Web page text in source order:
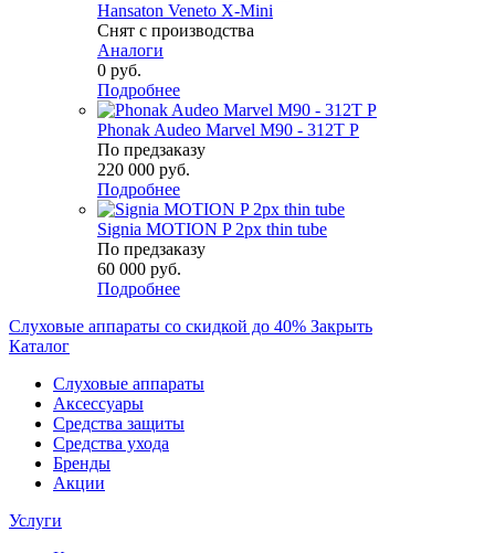
Hansaton Veneto X-Mini
Снят с производства
Аналоги
0 руб.
Подробнее
Phonak Audeo Marvel M90 - 312T P
По предзаказу
220 000 руб.
Подробнее
Signia MOTION P 2px thin tube
По предзаказу
60 000 руб.
Подробнее
Слуховые аппараты со скидкой до 40% Закрыть
Каталог
Слуховые аппараты
Аксессуары
Средства защиты
Средства ухода
Бренды
Акции
Услуги